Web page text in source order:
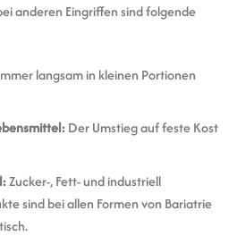
anderen Eingriffen sind folgende
langsam in kleinen Portionen
Der Umstieg auf feste Kost
Zucker-, Fett- und industriell
sind bei allen Formen von Bariatrie